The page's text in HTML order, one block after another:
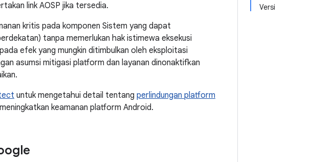
Versi
link AOSP jika tersedia.
kritis pada komponen Sistem yang dapat
tanpa memerlukan hak istimewa eksekusi
efek yang mungkin ditimbulkan oleh eksploitasi
asumsi mitigasi platform dan layanan dinonaktifkan
untuk mengetahui detail tentang perlindungan platform
keamanan platform Android.